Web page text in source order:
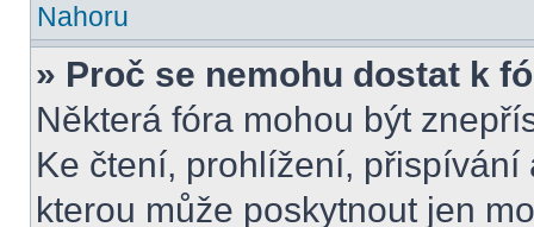
Nahoru
» Proč se nemohu dostat k
Některá fóra mohou být
Ke čtení, prohlížení,
kterou může poskytnout jen